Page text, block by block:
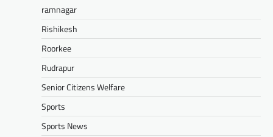
ramnagar
Rishikesh
Roorkee
Rudrapur
Senior Citizens Welfare
Sports
Sports News